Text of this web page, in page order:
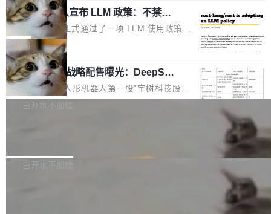
配、功耗与稳定性调优、兼容性测评及统一互联
等内容展开系统讲解和实战交流，帮助企业进一
步了解开源鸿蒙在智能...
Hub 员工 kdaigle 在 HN 讨论中贴出了一组数
据：2025 年全年 10 亿次 commit。现在，每周
2.75 亿次，全年预计 140 亿次。GitHub...
ontinual Harness。在 ARC-AGI 3 基准测试
上，Prime Agent + Opus 5 的组合达到了 95.
5% RHAE Best@1，超过了 ARC 报告的人类专
家基线 95.4%。 不是又一个 coding agent 包装
器 Prime Agent 的架构和市面上大多数 coding
agent 有本质区别。大多数 agent harness 的设
计是基于早期模型的能力—...
Rust 项目团队宣布 LLM 政策：不禁
止，但你要承认哪些代码不是你写的
Rust 语言项目正式通过了一项 LLM 使用政策，
覆盖 rust-lang/rust 单一仓库的代码贡献。这不
是项目级别的官方立场，目前由五个团队采纳，
但它可能是主流开源项目中关于 AI 辅助贡献最
细致的一份规则。 政策的核心只有一句话：LLM
可以用来分析、提炼、审阅、建议，但不能用来
不得生成涉及安全性的关键变更，除非作者本身
局
宇树科技 IPO 战略配售曝光：DeepSe
ek 获配 93.3 万股，锁定 36 个月
8月6日晚间，“人形机器人第一股”宇树科技股份
有限公司披露IPO发行价格及战略配售结果，杭
36个月。 公告显示，本次宇树科技战略配售对
白开水不加糖
Bug fixes and enhancements 修复多次传递同
白开水不加糖